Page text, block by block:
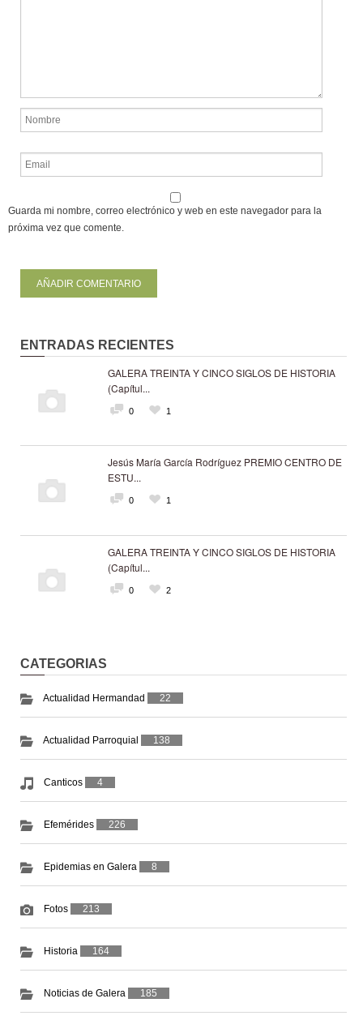
Guarda mi nombre, correo electrónico y web en este navegador para la
próxima vez que comente.
ENTRADAS RECIENTES
GALERA TREINTA Y CINCO SIGLOS DE HISTORIA
(Capítul...
0 1
Jesús María García Rodríguez PREMIO CENTRO DE
ESTU...
0 1
GALERA TREINTA Y CINCO SIGLOS DE HISTORIA
(Capítul...
0 2
CATEGORIAS
Actualidad Hermandad 22
Actualidad Parroquial 138
Canticos 4
Efemérides 226
Epidemias en Galera 8
Fotos 213
Historia 164
Noticias de Galera 185